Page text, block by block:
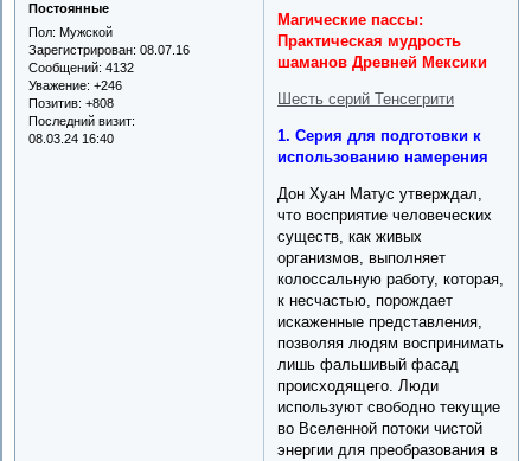
Постоянные
Пол: Мужской
Зарегистрирован: 08.07.16
Сообщений: 4132
Уважение: +246
Позитив: +808
Последний визит:
08.03.24 16:40
Магические пассы:
Практическая мудрость
шаманов Древней Мексики
Шесть серий Тенсегрити
1. Серия для подготовки к
использованию намерения
Дон Хуан Матус утверждал,
что восприятие человеческих
существ, как живых
организмов, выполняет
колоссальную работу, которая,
к несчастью, порождает
искаженные представления,
позволяя людям воспринимать
лишь фальшивый фасад
происходящего. Люди
используют свободно текущие
во Вселенной потоки чистой
энергии для преобразования в